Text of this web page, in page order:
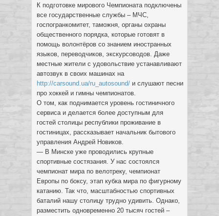
К подготовке мирового Чемпионата подключены
все государственные службы – МЧС,
госпогранкомитет, таможня, органы охраны
общественного порядка, которые готовят в
помощь волонтёров со знанием иностранных
языков, переводчиков, экскурсоводов. Даже
местные жители с удовольствие устанавливают
автозвук в своих машинах на
http://carsound.ua/ru_autosound/ и слушают песни
про хоккей и гимны чемпионатов.
О том, как поднимается уровень гостиничного
сервиса и делается более доступным для
гостей столицы республики проживание в
гостиницах, рассказывает начальник бытового
управления Андрей Новиков.
— В Минске уже проводились крупные
спортивные состязания. У нас состоялся
чемпионат мира по велотреку, чемпионат
Европы по боксу, этап кубка мира по фигурному
катанию. Так что, масштабностью спортивных
баталий нашу столицу трудно удивить. Однако,
разместить одновременно 20 тысяч гостей –